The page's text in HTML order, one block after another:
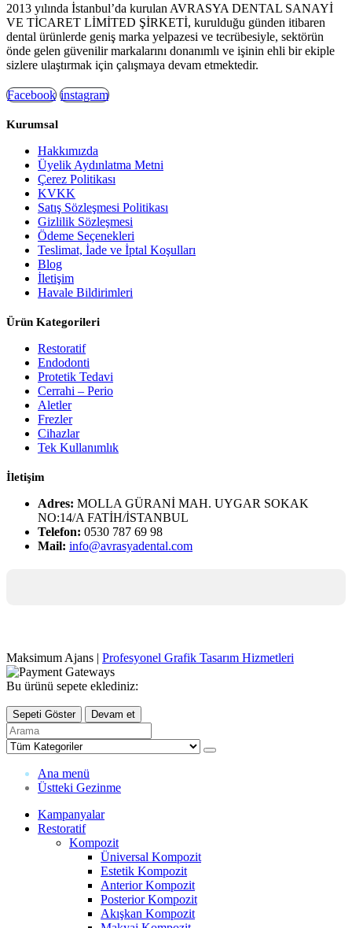
2013 yılında İstanbul’da kurulan AVRASYA DENTAL SANAYİ
VE TİCARET LİMİTED ŞİRKETİ, kurulduğu günden itibaren
dental ürünlerde geniş marka yelpazesi ve tecrübesiyle, sektörün
önde gelen güvenilir markalarını donanımlı ve işinin ehli bir ekiple
sizlere ulaştırmak için çalışmaya devam etmektedir.
Facebook instagram
Kurumsal
Hakkımızda
Üyelik Aydınlatma Metni
Çerez Politikası
KVKK
Satış Sözleşmesi Politikası
Gizlilik Sözleşmesi
Ödeme Seçenekleri
Teslimat, İade ve İptal Koşulları
Blog
İletişim
Havale Bildirimleri
Ürün Kategorileri
Restoratif
Endodonti
Protetik Tedavi
Cerrahi – Perio
Aletler
Frezler
Cihazlar
Tek Kullanımlık
İletişim
Adres: MOLLA GÜRANİ MAH. UYGAR SOKAK
NO:14/A FATİH/İSTANBUL
Telefon: 0530 787 69 98
Mail: info@avrasyadental.com
Maksimum Ajans | Profesyonel Grafik Tasarım Hizmetleri
Bu ürünü sepete eklediniz:
Sepeti Göster Devam et
Ana menü
Üstteki Gezinme
Kampanyalar
Restoratif
Kompozit
Üniversal Kompozit
Estetik Kompozit
Anterior Kompozit
Posterior Kompozit
Akışkan Kompozit